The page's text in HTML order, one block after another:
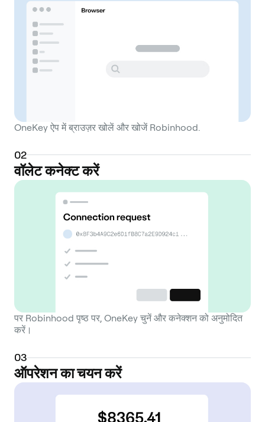
OneKey ऐप में ब्राउज़र खोलें और खोजें Robinhood.
02
वॉलेट कनेक्ट करें
पर Robinhood पृष्ठ पर, OneKey चुनें और कनेक्शन को अनुमोदित
करें।
03
ऑपरेशन का चयन करें